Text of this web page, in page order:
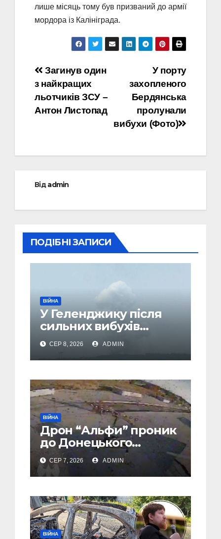
лише місяць тому був призваний до армії
мордора із Калініграда.
Навігація
записів
У порту
захопленого
Бердянська
пролунали
вибухи (Фото)
Загинув один
з найкращих
льотчиків ЗСУ –
Антон Листопад
Відadmin
ПОДІБНІ ЗАПИСИ
ВІЙНА
У Геленджику після
сильних вибухів
почалася масова
евакуація
СЕР 8, 2026 ADMIN
ВІЙНА
Дрон “Альфи” проник
до Донецького
аеропорту та спалив
“Шахед” ще до запуску
СЕР 7, 2026 ADMIN
ВІЙНА